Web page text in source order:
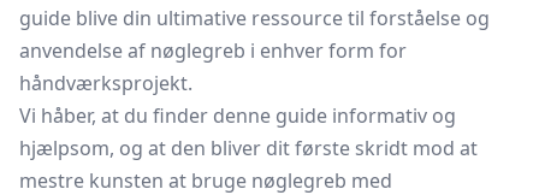
guide blive din ultimative ressource til forståelse og
anvendelse af nøglegreb i enhver form for
håndværksprojekt.
Vi håber, at du finder denne guide informativ og
hjælpsom, og at den bliver dit første skridt mod at
mestre kunsten at bruge nøglegreb med